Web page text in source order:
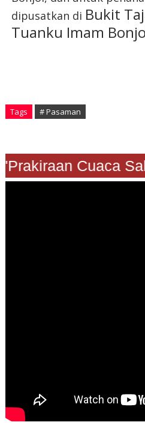
dipusatkan di Bukit
Tuanku Imam
Tags # Pasaman
Cuaca